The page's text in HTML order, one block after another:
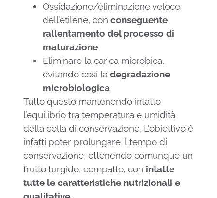
Ossidazione/eliminazione veloce
dell’etilene, con conseguente
rallentamento del processo di
maturazione
Eliminare la carica microbica,
evitando così la degradazione
microbiologica
Tutto questo mantenendo intatto
l’equilibrio tra temperatura e umidità
della cella di conservazione. L’obiettivo è
infatti poter prolungare il tempo di
conservazione, ottenendo comunque un
frutto turgido, compatto, con intatte
tutte le caratteristiche nutrizionali e
qualitative.